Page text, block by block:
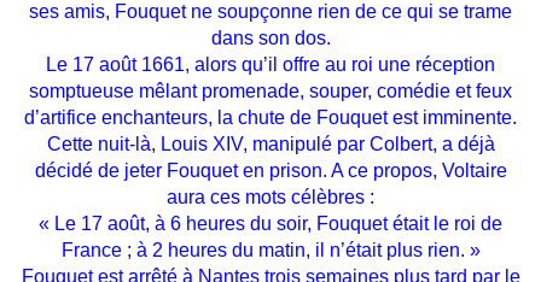
ses amis, Fouquet ne soupçonne rien de ce qui se trame
dans son dos.
Le 17 août 1661, alors qu’il offre au roi une réception
somptueuse mêlant promenade, souper, comédie et feux
d’artifice enchanteurs, la chute de Fouquet est imminente.
Cette nuit-là, Louis XIV, manipulé par Colbert, a déjà
décidé de jeter Fouquet en prison. A ce propos, Voltaire
aura ces mots célèbres :
« Le 17 août, à 6 heures du soir, Fouquet était le roi de
France ; à 2 heures du matin, il n’était plus rien. »
Fouquet est arrêté à Nantes trois semaines plus tard par le